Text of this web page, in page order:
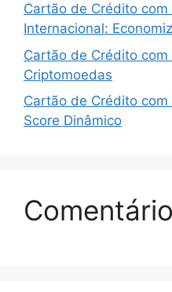
Cartão de Crédito com
Internacional:
Cartão de Crédito com
Criptomoedas
Cartão de Crédito
Score Dinâmico